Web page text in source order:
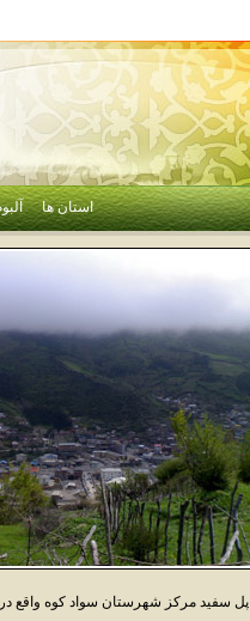
استان ها
پل سفيد مرکز شهرستان سواد کوه واقع